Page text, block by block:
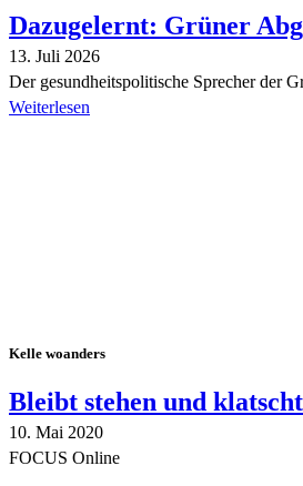
Dazugelernt: Grüner
13. Juli 2026
Der gesundheitspolitische Sprecher der
Weiterlesen
Kelle woanders
Bleibt stehen und
10. Mai 2020
FOCUS Online